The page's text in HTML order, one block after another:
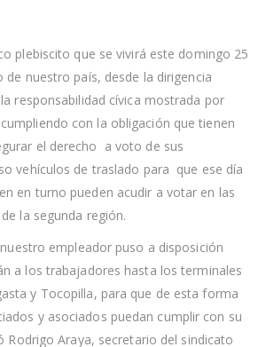
plebiscito que se vivirá este domingo 25
de nuestro país, desde la dirigencia
responsabilidad cívica mostrada por
con la obligación que tienen
el derecho a voto de sus
vehículos de traslado para que ese día
en turno pueden acudir a votar en las
la segunda región.
empleador puso a disposición
a los trabajadores hasta los terminales
y Tocopilla, para que de esta forma
y asociados puedan cumplir con su
Rodrigo Araya, secretario del sindicato